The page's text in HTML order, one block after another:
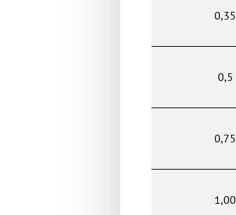
0,35
0,5
0,75
1,00